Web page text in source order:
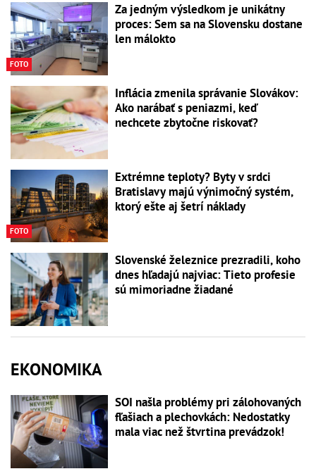
FOTO
Za jedným výsledkom je unikátny
proces: Sem sa na Slovensku dostane
len málokto
Inflácia zmenila správanie Slovákov:
Ako narábať s peniazmi, keď
nechcete zbytočne riskovať?
FOTO
Extrémne teploty? Byty v srdci
Bratislavy majú výnimočný systém,
ktorý ešte aj šetrí náklady
Slovenské železnice prezradili, koho
dnes hľadajú najviac: Tieto profesie
sú mimoriadne žiadané
EKONOMIKA
SOI našla problémy pri zálohovaných
fľašiach a plechovkách: Nedostatky
mala viac než štvrtina prevádzok!